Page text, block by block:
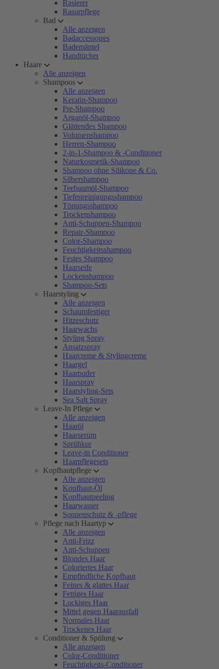
Rasierer
Rasurpflege
Bad
Alle anzeigen
Badaccessoires
Bademäntel
Handtücher
Haare
Alle anzeigen
Shampoos
Alle anzeigen
Keratin-Shampoo
Pre-Shampoo
Arganöl-Shampoo
Glättendes Shampoo
Volumenshampoo
Herren-Shampoo
2-in-1-Shampoo & -Conditioner
Naturkosmetik-Shampoo
Shampoo ohne Silikone & Co.
Silbershampoo
Teebaumöl-Shampoo
Tiefenreinigungsshampoo
Tönungsshampoo
Trockenshampoo
Anti-Schuppen-Shampoo
Repair-Shampoo
Color-Shampoo
Feuchtigkeitsshampoo
Festes Shampoo
Haarseife
Lockenshampoo
Shampoo-Sets
Haarstyling
Alle anzeigen
Schaumfestiger
Hitzeschutz
Haarwachs
Styling Spray
Ansatzspray
Haarcreme & Stylingcreme
Haargel
Haarpuder
Haarspray
Haarstyling-Sets
Sea Salt Spray
Leave-In Pflege
Alle anzeigen
Haaröl
Haarserum
Sprühkur
Leave-in Conditioner
Haarpflegesets
Kopfhautpflege
Alle anzeigen
Kopfhaut-Öl
Kopfhautpeeling
Haarwasser
Sonnenschutz & -pflege
Pflege nach Haartyp
Alle anzeigen
Anti-Frizz
Anti-Schuppen
Blondes Haar
Coloriertes Haar
Empfindliche Kopfhaut
Feines & glattes Haar
Fettiges Haar
Lockiges Haar
Mittel gegen Haarausfall
Normales Haar
Trockenes Haar
Conditioner & Spülung
Alle anzeigen
Color-Conditioner
Feuchtigkeits-Conditioner